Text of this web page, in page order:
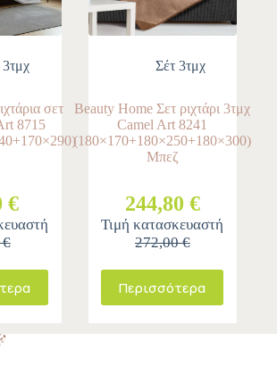
3τμχ
σετ
8715
€
Σέτ 3τμχ
Beauty Home Σετ ριχτάρι 3τμχ
Camel Art 8241
(180×170+180×250+180×300)
Μπεζ
244,80 €
Τιμή κατασκευαστή
272,00 €
Περισσότερα